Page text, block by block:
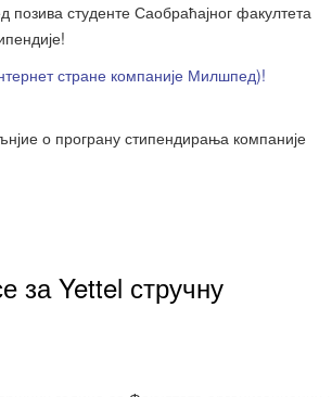
студенте Саобраћајног факултета
стране компаније Милшпед)!
за Yettel стручну